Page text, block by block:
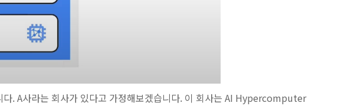
. A사라는 회사가 있다고 가정해보겠습니다. 이 회사는 AI Hypercomputer